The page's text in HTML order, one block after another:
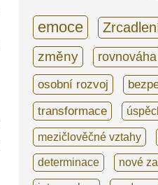
emoce
změny
rovnováha
osobní rozvoj
transformace
mezičlověčné vztahy
determinace nové